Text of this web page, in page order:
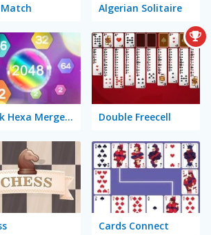
Algerian Solitaire
Block Hexa Merge 2048 Double Freecell
Cards Connect